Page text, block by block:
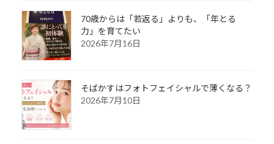
70歳からは「若返る」よりも、「年とる
力」を育てたい
2026年7月16日
そばかすはフォトフェイシャルで薄くなる？
2026年7月10日